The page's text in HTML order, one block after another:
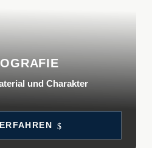
und Charakter